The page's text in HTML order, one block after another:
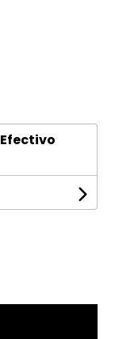
Efectivo